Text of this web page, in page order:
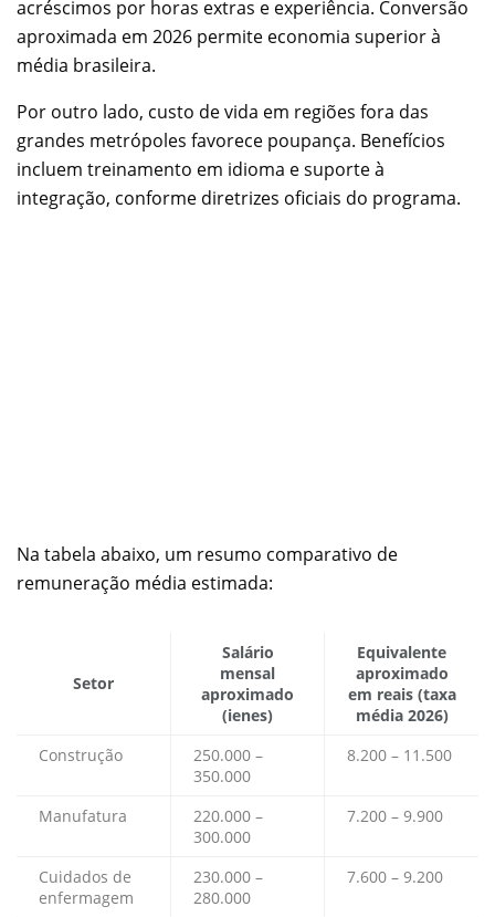
acréscimos por horas extras e experiência. Conversão
aproximada em 2026 permite economia superior à
média brasileira.
Por outro lado, custo de vida em regiões fora das
grandes metrópoles favorece poupança. Benefícios
incluem treinamento em idioma e suporte à
integração, conforme diretrizes oficiais do programa.
Na tabela abaixo, um resumo comparativo de
remuneração média estimada:
Setor
Salário
mensal
aproximado
(ienes)
Equivalente
aproximado
em reais (taxa
média 2026)
Construção
250.000 –
350.000
8.200 – 11.500
Manufatura
220.000 –
300.000
7.200 – 9.900
Cuidados de
enfermagem
230.000 –
280.000
7.600 – 9.200